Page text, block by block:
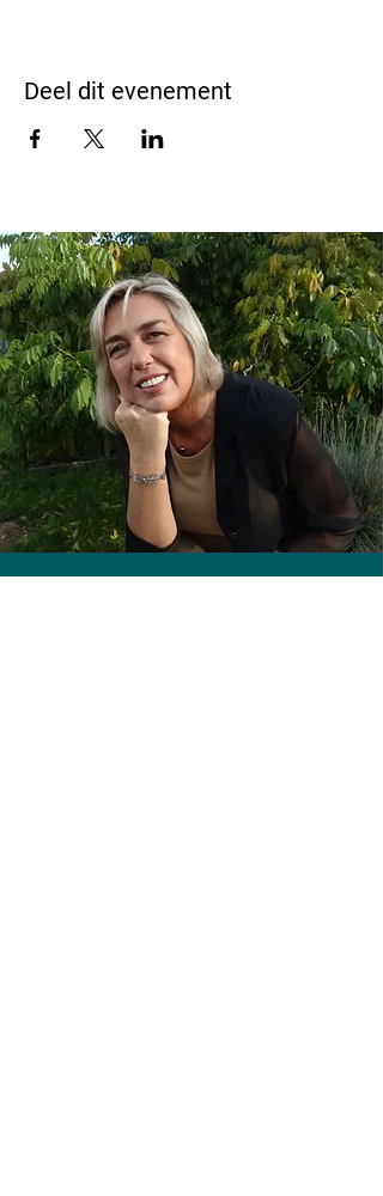
Deel dit evenement